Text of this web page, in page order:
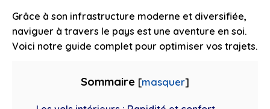
Grâce à son infrastructure moderne et diversifiée,
naviguer à travers le pays est une aventure en soi.
Voici notre guide complet pour optimiser vos trajets.
Sommaire [masquer]